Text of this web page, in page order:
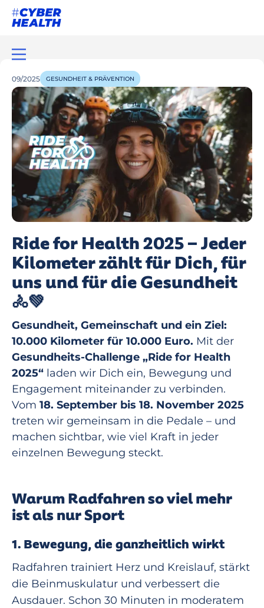
09/2025 GESUNDHEIT & PRÄVENTION
Ride for Health 2025 – Jeder
Kilometer zählt für Dich, für
uns und für die Gesundheit
🚴💚
Gesundheit, Gemeinschaft und ein Ziel:
10.000 Kilometer für 10.000 Euro. Mit der
Gesundheits-Challenge „Ride for Health
2025“ laden wir Dich ein, Bewegung und
Engagement miteinander zu verbinden.
Vom 18. September bis 18. November 2025
treten wir gemeinsam in die Pedale – und
machen sichtbar, wie viel Kraft in jeder
einzelnen Bewegung steckt.
Warum Radfahren so viel mehr
ist als nur Sport
1. Bewegung, die ganzheitlich wirkt
Radfahren trainiert Herz und Kreislauf, stärkt
die Beinmuskulatur und verbessert die
Ausdauer. Schon 30 Minuten in moderatem